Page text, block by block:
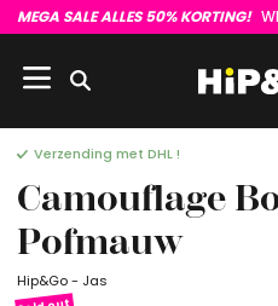
MEGA SALE ALLES 50% KORTING!
Verzending met DHL !
Camouflage
Pofmauw
Hip&Go - Jas